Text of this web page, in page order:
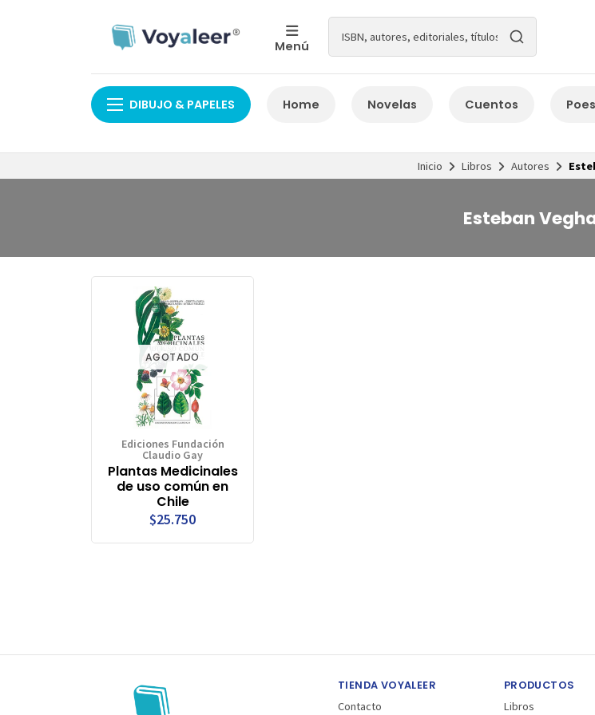
Menú
DIBUJO & PAPELES Home Novelas Cuentos
Inicio Libros Autores
Esteban
AGOTADO
Ediciones Fundación
Claudio Gay
Plantas Medicinales
de uso común en
Chile
$25.750
TIENDA VOYALEER
Contacto
PRODUCTOS
Libros